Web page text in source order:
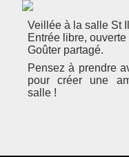
Veillée à la salle St
Entrée libre, ouverte
Goûter partagé.
Pensez à prendre
pour créer une
salle !